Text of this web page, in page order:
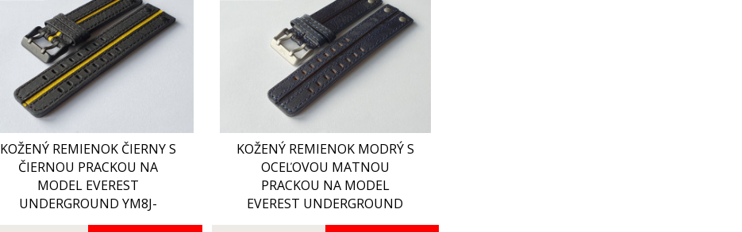
KOŽENÝ REMIENOK ČIERNY S
ČIERNOU PRACKOU NA
MODEL EVEREST
UNDERGROUND YM8J-
597C548
KOŽENÝ REMIENOK MODRÝ S
OCEĽOVOU MATNOU
PRACKOU NA MODEL
EVEREST UNDERGROUND
YM8J-597E546